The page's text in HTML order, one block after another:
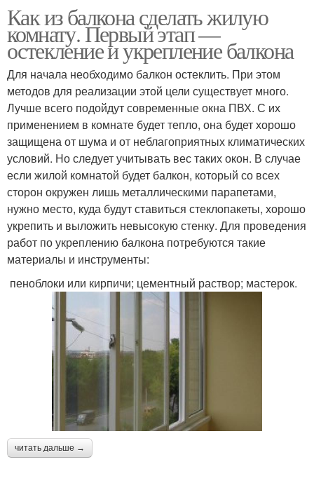
Как из балкона сделать жилую
комнату. Первый этап —
остекление и укрепление балкона
Для начала необходимо балкон остеклить. При этом
методов для реализации этой цели существует много.
Лучше всего подойдут современные окна ПВХ. С их
применением в комнате будет тепло, она будет хорошо
защищена от шума и от неблагоприятных климатических
условий. Но следует учитывать вес таких окон. В случае
если жилой комнатой будет балкон, который со всех
сторон окружен лишь металлическими парапетами,
нужно место, куда будут ставиться стеклопакеты, хорошо
укрепить и выложить невысокую стенку. Для проведения
работ по укреплению балкона потребуются такие
материалы и инструменты:
пеноблоки или кирпичи; цементный раствор; мастерок.
читать дальше →